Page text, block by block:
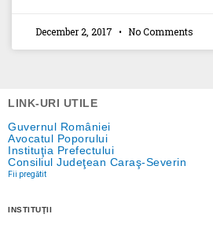
December 2, 2017 No Comments
LINK-URI UTILE
Guvernul României
Avocatul Poporului
Instituţia Prefectului
Consiliul Judeţean Caraş-Severin
Fii pregătit
INSTITUŢII